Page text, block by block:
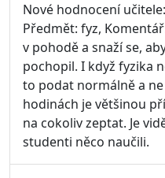
Nové hodnocení
Předmět: fyz,
v pohodě a snaží se,
pochopil. I když fyzika
to podat normálně a
hodinách je většinou
na cokoliv zeptat. Je
studenti něco naučili.